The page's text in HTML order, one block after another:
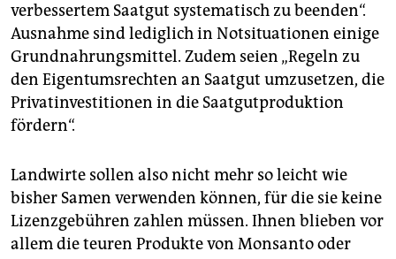
Als Erfolgsindikator legen die G-8-Strategien für die
Entwicklungsländer regelmäßig fest, wie der jeweilige
Staat auf dem „Doing Business“-Index der Weltbank
abschneidet. Je leichter sich Unternehmen oder
Niederlassungen ausländischer Firmen gründen
lassen, desto besser ist die Bewertung eines Staates.
verbessertem Saatgut systematisch zu beenden“.
Ausnahme sind lediglich in Notsituationen einige
Grundnahrungsmittel. Zudem seien „Regeln zu
den Eigentumsrechten an Saatgut umzusetzen, die
Privatinvestitionen in die Saatgutproduktion
fördern“.
Landwirte sollen also nicht mehr so leicht wie
bisher Samen verwenden können, für die sie keine
Lizenzgebühren zahlen müssen. Ihnen blieben vor
allem die teuren Produkte von Monsanto oder